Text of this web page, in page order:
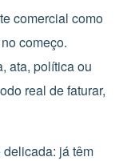
comercial como
começo.
ata, política ou
real de faturar,
já têm